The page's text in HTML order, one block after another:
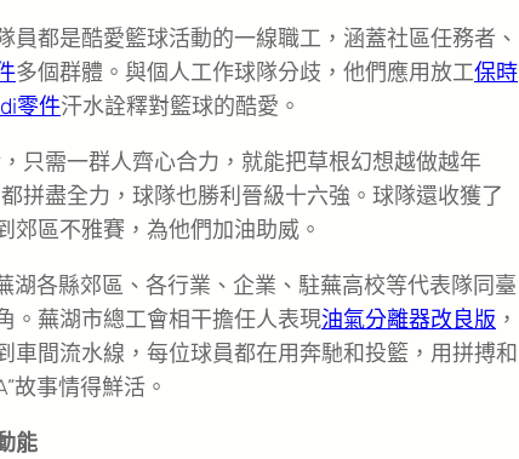
員都是酷愛籃球活動的一線職工，涵蓋社區任務者、
多個群體。與個人工作球隊分歧，他們應用放工保時
零件汗水詮釋對籃球的酷愛。
只需一群人齊心合力，就能把草根幻想越做越年
拼盡全力，球隊也勝利晉級十六強。球隊還收獲了
郊區不雅賽，為他們加油助威。
湖各縣郊區、各行業、企業、駐蕪高校等代表隊同臺
。蕪湖市總工會相干擔任人表現油氣分離器改良版 ，
車間流水線，每位球員都在用奔馳和投籃，用拼搏和
故事情得鮮活。
能